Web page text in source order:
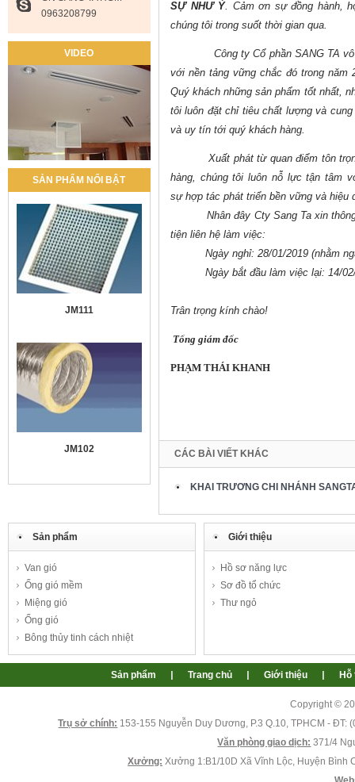
0963208799
VIDEO
SẢN PHẨM NỔI BẬT
JM111
JM102
JM101
VCD tròn JM117
SỰ NHƯ Ý. Cảm ơn sự đồng hành,
chúng tôi trong suốt thời gian qua.
Công ty Cổ phần SANG TA vô
với nền tảng vững chắc đó trong năm
Quý khách những sản phẩm tốt nhất,
tôi luôn đặt chỉ tiêu chất lượng và
và uy tín tới quý khách hàng.
Xuất phát từ quan điểm tôn
hàng, chúng tôi luôn nỗ lực tận tâm
sự hợp tác phát triển bền vững và hiệu
Nhân đây Cty Sang Ta xin thông
tiện liên hệ làm việc:
Ngày nghỉ: 28/01/2019 (nhằm
Ngày bắt đầu làm việc lại: 14/02/
Trân trọng kính chào!
Tổng giám đốc
PHẠM THÁI KHANH
CÁC BÀI VIẾT KHÁC
KHAI TRƯƠNG CHI NHÁNH
Sản phẩm
Van gió
Ống gió mềm
Miệng gió
Ống gió
Bông thủy tinh cách nhiệt
Giới thiệu
Hồ sơ năng lực
Sơ đồ tổ chức
Thư ngỏ
Sản phẩm Trang chủ Giới thiệu
Copyright ©
Trụ sở chính: 153-155 Nguyễn Duy Dương, P.3 Q.10, TPHCM -
Văn phòng giao dịch: 371/4
Xưởng: Xưởng 1:B1/10D Xã Vĩnh Lộc, Huyện Bình